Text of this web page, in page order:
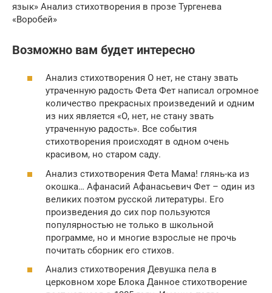
язык» Анализ стихотворения в прозе Тургенева
«Воробей»
Возможно вам будет интересно
Анализ стихотворения О нет, не стану звать
утраченную радость Фета Фет написал огромное
количество прекрасных произведений и одним
из них является «О, нет, не стану звать
утраченную радость». Все события
стихотворения происходят в одном очень
красивом, но старом саду.
Анализ стихотворения Фета Мама! глянь-ка из
окошка… Афанасий Афанасьевич Фет – один из
великих поэтом русской литературы. Его
произведения до сих пор пользуются
популярностью не только в школьной
программе, но и многие взрослые не прочь
почитать сборник его стихов.
Анализ стихотворения Девушка пела в
церковном хоре Блока Данное стихотворение